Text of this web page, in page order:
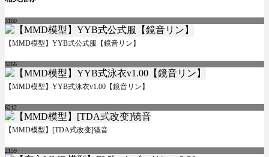
3160
【MMD模型】YYB式公式服【鏡音リン】
3266
【MMD模型】YYB式泳衣v1.00【鏡音リン】
6212
【MMD模型】[TDA式改变]镜音
2159